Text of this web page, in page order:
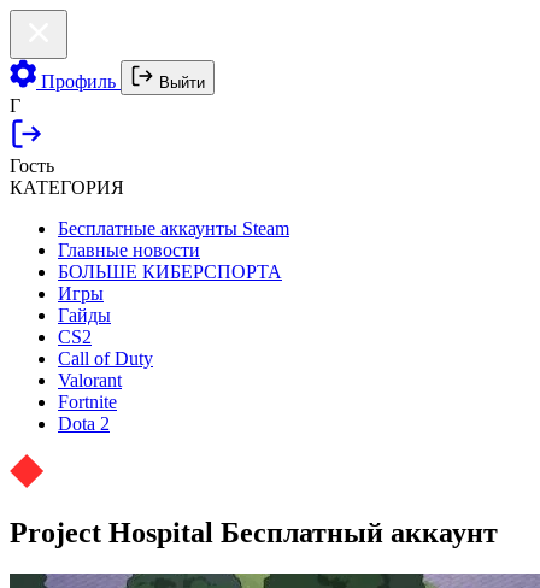
Профиль Выйти
Г
Гость
КАТЕГОРИЯ
Бесплатные аккаунты Steam
Главные новости
БОЛЬШЕ КИБЕРСПОРТА
Игры
Гайды
CS2
Call of Duty
Valorant
Fortnite
Dota 2
Project Hospital Бесплатный аккаунт